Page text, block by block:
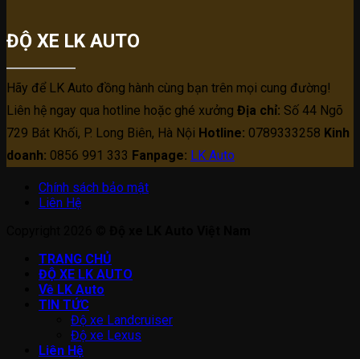
ĐỘ XE LK AUTO
Hãy để LK Auto đồng hành cùng bạn trên mọi cung đường!
Liên hệ ngay qua hotline hoặc ghé xưởng Địa chỉ: Số 44 Ngõ
729 Bát Khối, P. Long Biên, Hà Nội Hotline: 0789333258 Kinh
doanh: 0856 991 333 Fanpage: LK Auto
Chính sách bảo mật
Liên Hệ
TRANG CHỦ
ĐỘ XE LK AUTO
Về LK Auto
TIN TỨC
Độ xe Landcruiser
Độ xe Lexus
Liên Hệ